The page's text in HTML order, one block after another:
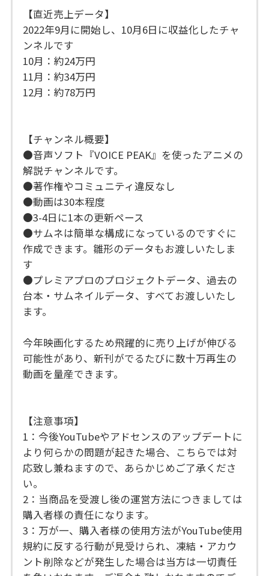
【直近売上データ】
2022年9月に開始し、10月6日に収益化したチャ
ンネルです
10月：約24万円
11月：約34万円
12月：約78万円
【チャンネル概要】
●音声ソフト『VOICE PEAK』を使ったアニメの
解説チャンネルです。
●著作権やコミュニティ違反なし
●動画は30本程度
●3-4日に1本の更新ペース
●サムネは簡単な構成になっているのですぐに
作成できます。雛形のデータもお渡しいたしま
す
●プレミアプロのプロジェクトデータ、過去の
台本・サムネイルデータ、すべてお渡しいたし
ます。
今年映画化するため飛躍的に売り上げが伸びる
可能性があり、新刊がでるたびに数十万再生の
動画を量産できます。
【注意事項】
1：今後YouTubeやアドセンスのアップデートに
より何らかの問題が起きた場合、こちらでは対
応致し兼ねますので、あらかじめご了承くださ
い。
2：当商品を受渡し後の運営方法につきましては
購入者様の責任になります。
3：万が一、購入者様の使用方法がYouTube使用
規約に反する行動が見受けられ、凍結・アカウ
ント削除などが発生した場合は当方は一切責任